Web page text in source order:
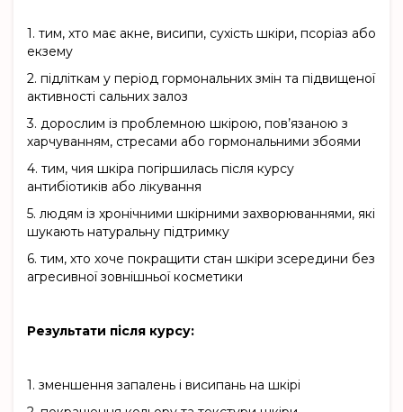
1. тим, хто має акне, висипи, сухість шкіри, псоріаз або
екзему
2. підліткам у період гормональних змін та підвищеної
активності сальних залоз
3. дорослим із проблемною шкірою, пов’язаною з
харчуванням, стресами або гормональними збоями
4. тим, чия шкіра погіршилась після курсу
антибіотиків або лікування
5. людям із хронічними шкірними захворюваннями, які
шукають натуральну підтримку
6. тим, хто хоче покращити стан шкіри зсередини без
агресивної зовнішньої косметики
Результати після курсу:
1. зменшення запалень і висипань на шкірі